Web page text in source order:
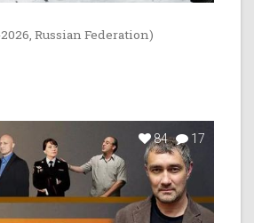
Russian Federation)
84 17